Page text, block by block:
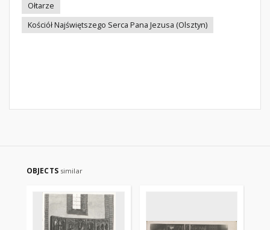
Ołtarze
Kościół Najświętszego Serca Pana Jezusa (Olsztyn)
OBJECTS similar